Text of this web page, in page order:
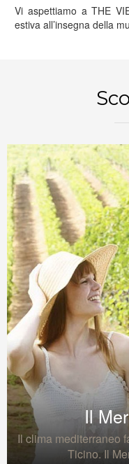
Vi aspettiamo a THE
estiva all’insegna della
Il
Il clima mediterraneo
Ticino. Il